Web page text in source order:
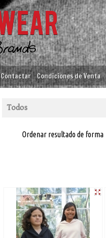
Contactar Condiciones de Venta
Todos
Ordenar resultado de forma